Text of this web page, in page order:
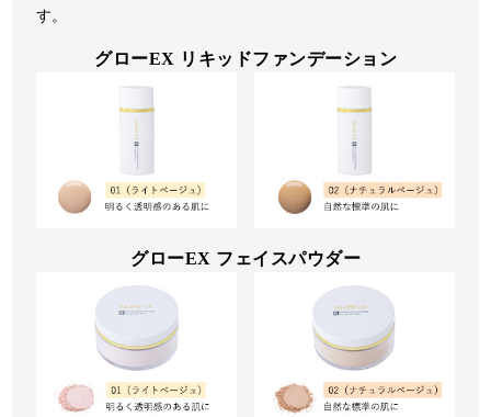
す。
グローEX リキッドファンデーション
グローEX フェイスパウダー